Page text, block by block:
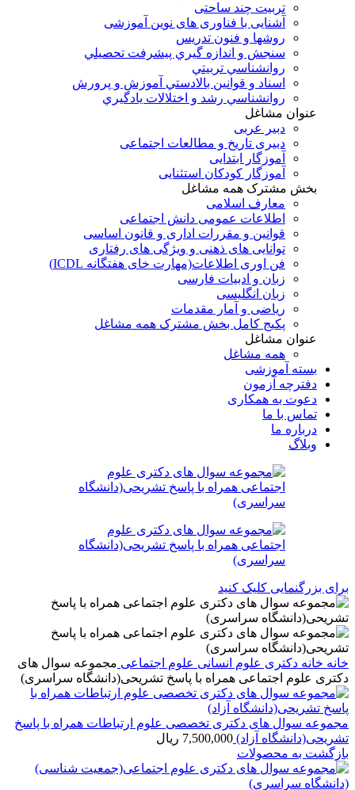
تربیت چند ساحتی
آشنایی با فناوری های نوین آموزشی
روشها و فنون تدريس
سنجش و اندازه گيري پيشرفت تحصيلي
روانشناسي تربيتي
اسناد و قوانين بالادستي آموزش و پرورش
روانشناسي رشد و اختلالات يادگيري
عنوان مشاغل
دبير عربی
دبیری تاریخ و مطالعات اجتماعی
آموزگار ابتدایی
آموزگار کودکان استثنایی
بخش مشترک همه مشاغل
معارف اسلامی
اطلاعات عمومی دانش اجتماعی
قوانین و مقررات اداری و قانون اساسی
توانایی های ذهنی و ویژگی های رفتاری
فن اوری اطلاعات(مهارت خای هفتگانه ICDL)
زبان و ادبیات فارسی
زبان انگلیسی
ریاضی و آمار مقدمات
پکیج کامل بخش مشترک همه مشاغل
عنوان مشاغل
همه مشاغل
بسته آموزشی
دفترچه آزمون
دعوت به همکاری
تماس با ما
درباره ما
وبلاگ
برای بزرگنمایی کلیک کنید
خانه خانه دکتری علوم انسانی علوم اجتماعی مجموعه سوال های
دکتری علوم اجتماعی همراه با پاسخ تشریحی(دانشگاه سراسری)
مجموعه سوال های دکتری تخصصی علوم ارتباطات همراه با پاسخ
تشریحی(دانشگاه آزاد) 7,500,000 ریال
بازگشت به محصولات